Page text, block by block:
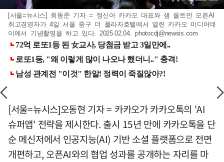
[서울=뉴시스] 최동준 기자 = 정신아 카카오 대표와 샘 올트먼 오픈AI
최고경영자가 4일 서울 중구 더 플라자호텔에서 열린 카카오 미디어데
이에서 기념촬영을 하고 있다. 2025.02.04.photocdj@newsis.com
[서울=뉴시스]오동현 기자 = 카카오가 카카오톡의 'AI
슈퍼앱' 전략을 제시한다. 출시 15년 만에 카카오톡을 단
순 메신저에서 인공지능(AI) 기반 소셜 플랫폼으로 전면
개편하고, 오픈AI와의 협업 성과를 공개하는 자리를 마